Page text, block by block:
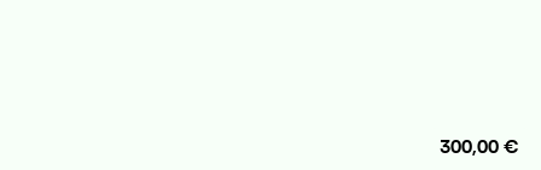
300,00 €